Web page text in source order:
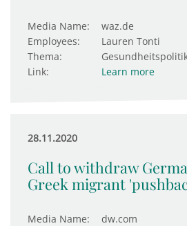
Media Name:
waz.de
Employees:
Lauren Tonti
Thema:
Link:
Learn more
28.11.2020
Call to withdraw
Greek migrant
Media Name:
dw.com